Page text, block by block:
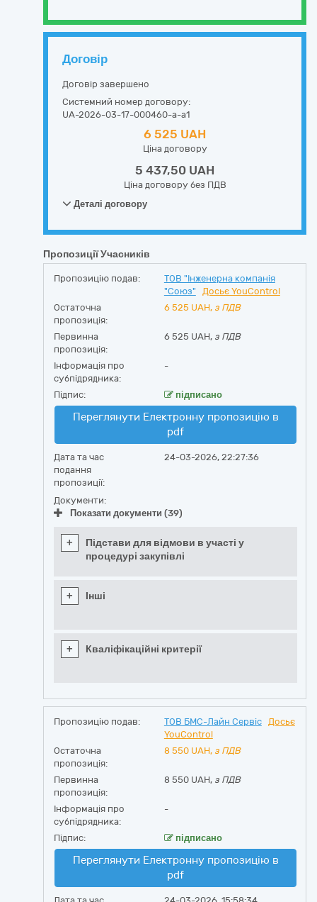
Договір
Договір завершено
Системний номер договору:
UA-2026-03-17-000460-a-a1
6 525 UAH
Ціна договору
5 437,50 UAH
Ціна договору без ПДВ
Деталі договору
Пропозиції Учасників
Пропозицію подав:
ТОВ "Інженерна компанія
"Союз"
Досьє YouControl
Остаточна
пропозиція:
6 525 UAH, з ПДВ
Первинна
пропозиція:
6 525 UAH, з ПДВ
Інформація про
субпідрядника:
-
Підпис: підписано
Переглянути Електронну пропозицію в
pdf
Дата та час
подання
пропозиції:
24-03-2026, 22:27:36
Документи:
Показати документи (39)
+
Підстави для відмови в участі у
процедурі закупівлі
+ Інші
+ Кваліфікаційні критерії
Пропозицію подав: ТОВ БМС-Лайн Сервіс
Досьє
YouControl
Остаточна
пропозиція:
8 550 UAH, з ПДВ
Первинна
пропозиція:
8 550 UAH, з ПДВ
Інформація про
субпідрядника:
-
Підпис: підписано
Переглянути Електронну пропозицію в
pdf